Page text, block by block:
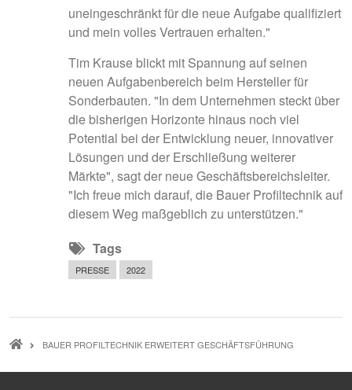
uneingeschränkt für die neue Aufgabe qualifiziert
und mein volles Vertrauen erhalten."
Tim Krause blickt mit Spannung auf seinen
neuen Aufgabenbereich beim Hersteller für
Sonderbauten. "In dem Unternehmen steckt über
die bisherigen Horizonte hinaus noch viel
Potential bei der Entwicklung neuer, innovativer
Lösungen und der Erschließung weiterer
Märkte", sagt der neue Geschäftsbereichsleiter.
"Ich freue mich darauf, die Bauer Profiltechnik auf
diesem Weg maßgeblich zu unterstützen."
Tags
PRESSE 2022
PFADNAVIGATION
BAUER PROFILTECHNIK ERWEITERT GESCHÄFTSFÜHRUNG